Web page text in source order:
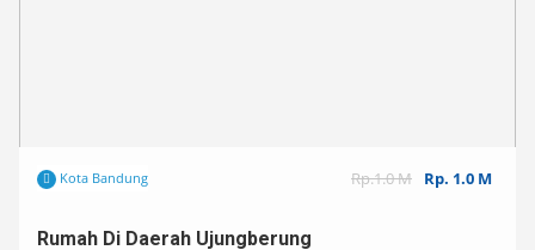
Kota Bandung Rp.1.0 M Rp. 1.0 M
Rumah Di Daerah Ujungberung